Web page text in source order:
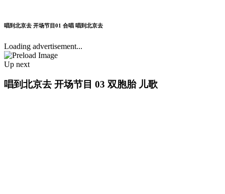
唱到北京去 开场节目01 合唱 唱到北京去
Loading advertisement...
Up next
唱到北京去 开场节目 03 双胞胎 儿歌